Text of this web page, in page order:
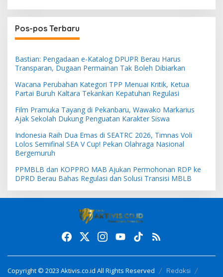
Pos-pos Terbaru
Bastian: Pengadaan e-Katalog DPUPR Berau Harus
Transparan, Dugaan Permainan Tak Boleh Dibiarkan
Wacana Perubahan Kategori TPP Menuai Kritik, Ketua
Partai Buruh Kaltara Tekankan Kepatuhan Regulasi
Film Pramuka Tayang di Pekanbaru, Wawako Markarius
Ajak Sekolah Dukung Penguatan Karakter Siswa
Indonesia Raih Dua Emas di SEATRC 2026, Timnas Voli
Lolos Semifinal SEA V Cup! Pekan Olahraga Nasional
Bergemuruh
PPMBLB dan KOPPRO MAB Ajukan Permohonan RDP ke
DPRD Berau Bahas Regulasi dan Solusi Transisi MBLB
Copyright © 2023 Aktivis.co.id All Rights Reserved
Redaksi